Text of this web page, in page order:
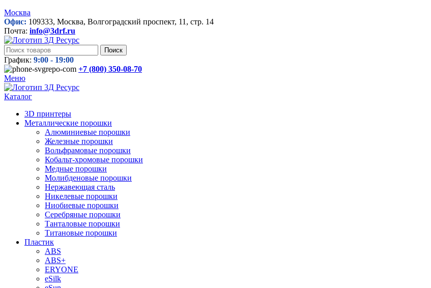
Москва
Офис: 109333, Москва, Волгоградский проспект, 11, стр. 14
Почта: info@3drf.ru
Поиск
График: 9:00 - 19:00
+7 (800) 350-08-70
Меню
Каталог
3D принтеры
Металлические порошки
Алюминиевые порошки
Железные порошки
Вольфрамовые порошки
Кобальт-хромовые порошки
Медные порошки
Молибденовые порошки
Нержавеющая сталь
Никелевые порошки
Ниобиевые порошки
Серебряные порошки
Танталовые порошки
Титановые порошки
Пластик
ABS
ABS+
ERYONE
eSilk